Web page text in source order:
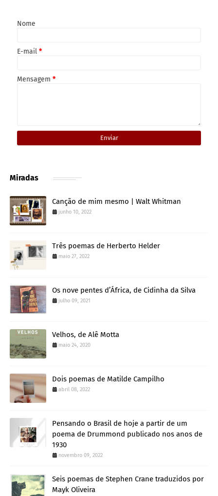
Nome
E-mail *
Mensagem *
Miradas
Canção de mim mesmo | Walt Whitman
junho 10, 2022
Três poemas de Herberto Helder
maio 27, 2022
Os nove pentes d’África, de Cidinha da Silva
julho 09, 2021
Velhos, de Alê Motta
maio 24, 2020
Dois poemas de Matilde Campilho
abril 08, 2022
Pensando o Brasil de hoje a partir de um
poema de Drummond publicado nos anos de
1930
novembro 09, 2022
Seis poemas de Stephen Crane traduzidos por
Mayk Oliveira